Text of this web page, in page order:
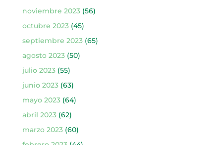
noviembre 2023(56)
octubre 2023(45)
septiembre 2023(65)
agosto 2023(50)
julio 2023(55)
junio 2023(63)
mayo 2023(64)
abril 2023(62)
marzo 2023(60)